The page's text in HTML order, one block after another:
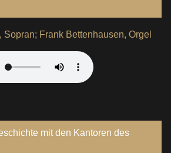
Sopran; Frank Bettenhausen, Orgel
mit den Kantoren des